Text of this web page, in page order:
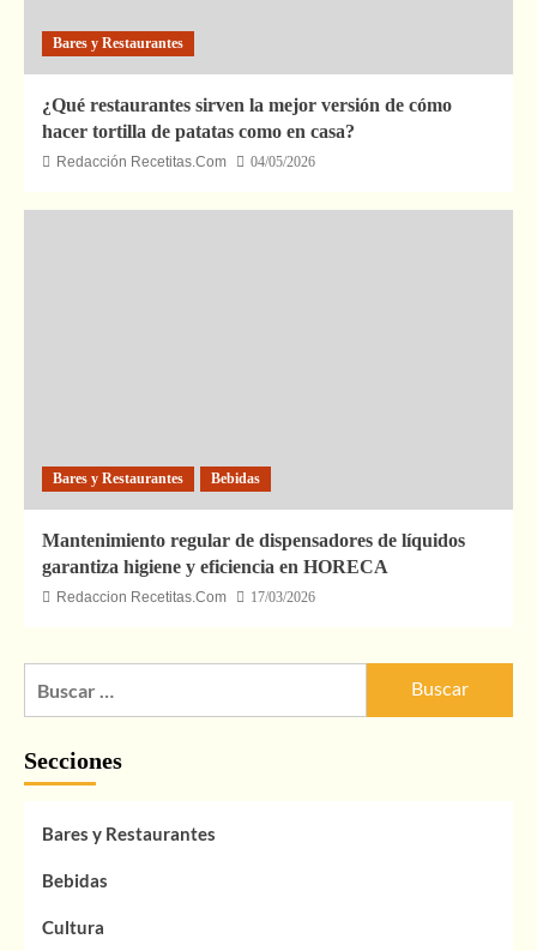
Bares y Restaurantes
¿Qué restaurantes sirven la mejor versión de cómo
hacer tortilla de patatas como en casa?
Redacción Recetitas.Com 04/05/2026
Bares y Restaurantes Bebidas
Mantenimiento regular de dispensadores de líquidos
garantiza higiene y eficiencia en HORECA
Redaccion Recetitas.Com 17/03/2026
Secciones
Bares y Restaurantes
Bebidas
Cultura